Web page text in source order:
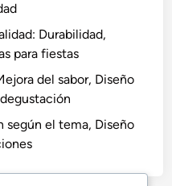
Durabilidad,
para fiestas
del sabor, Diseño
según el tema, Diseño